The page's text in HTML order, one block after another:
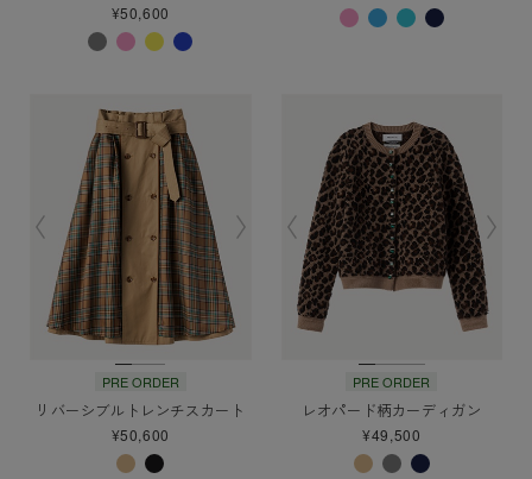
¥50,600
PRE ORDER
リバーシブルトレンチスカート
¥50,600
PRE ORDER
レオパード柄カーディガン
¥49,500